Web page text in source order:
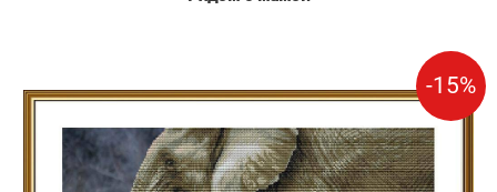
-15%